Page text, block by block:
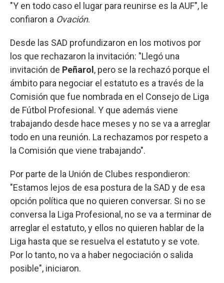
"Y en todo caso el lugar para reunirse es la AUF", le
confiaron a Ovación.
Desde las SAD profundizaron en los motivos por
los que rechazaron la invitación: "Llegó una
invitación de Peñarol , pero se la rechazó porque el
ámbito para negociar el estatuto es a través de la
Comisión que fue nombrada en el Consejo de Liga
de Fútbol Profesional. Y que además viene
trabajando desde hace meses y no se va a arreglar
todo en una reunión. La rechazamos por respeto a
la Comisión que viene trabajando".
Por parte de la Unión de Clubes respondieron:
"Estamos lejos de esa postura de la SAD y de esa
opción política que no quieren conversar. Si no se
conversa la Liga Profesional, no se va a terminar de
arreglar el estatuto, y ellos no quieren hablar de la
Liga hasta que se resuelva el estatuto y se vote.
Por lo tanto, no va a haber negociación o salida
posible", iniciaron.